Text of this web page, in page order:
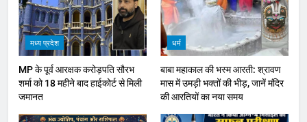
मध्य प्रदेश
MP के पूर्व आरक्षक करोड़पति सौरभ
शर्मा को 18 महीने बाद हाईकोर्ट से मिली
जमानत
धर्म
बाबा महाकाल की भस्म आरती: श्रावण
मास में उमड़ी भक्तों की भीड़, जानें मंदिर
की आरतियों का नया समय